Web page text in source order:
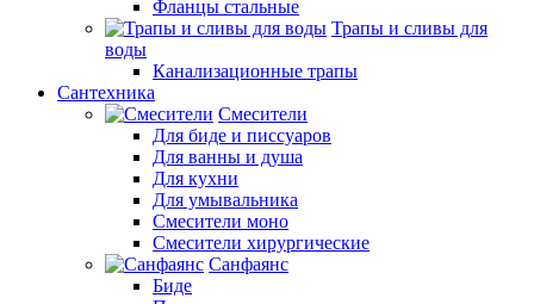
Фланцы стальные
Трапы и сливы для
воды
Канализационные трапы
Сантехника
Смесители
Для биде и писсуаров
Для ванны и душа
Для кухни
Для умывальника
Смесители моно
Смесители хирургические
Санфаянс
Биде